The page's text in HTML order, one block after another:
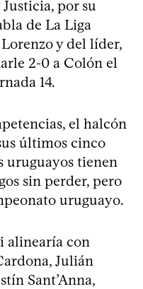
por su
de La Liga
y del líder,
2-0 a Colón el
14.
el halcón
últimos cinco
uruguayos tienen
sin perder, pero
uruguayo.
alinearía con
Julián
Sant’Anna,